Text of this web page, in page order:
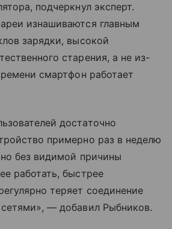
подчеркнул эксперт.
изнашиваются главным
зарядки, высокой
старения, а не из-
смартфон работает
достаточно
примерно раз в неделю
без видимой причины
работать, быстрее
теряет соединение
— добавил Рыбников.